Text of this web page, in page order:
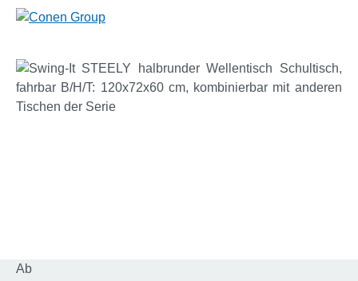
Bildergalerie überspringen
AbRegulärer Preis: